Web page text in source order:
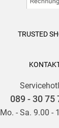
TRUSTED
089 - 30 75
Mo. - Sa. 9.00 -